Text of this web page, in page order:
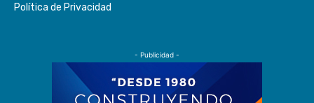
Política de Privacidad
- Publicidad -